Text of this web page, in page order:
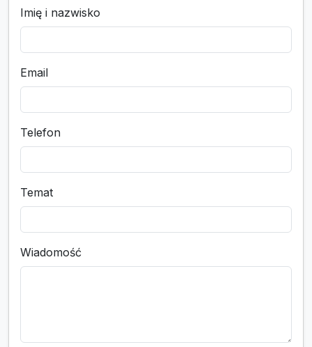
Imię i nazwisko
Email
Telefon
Temat
Wiadomość